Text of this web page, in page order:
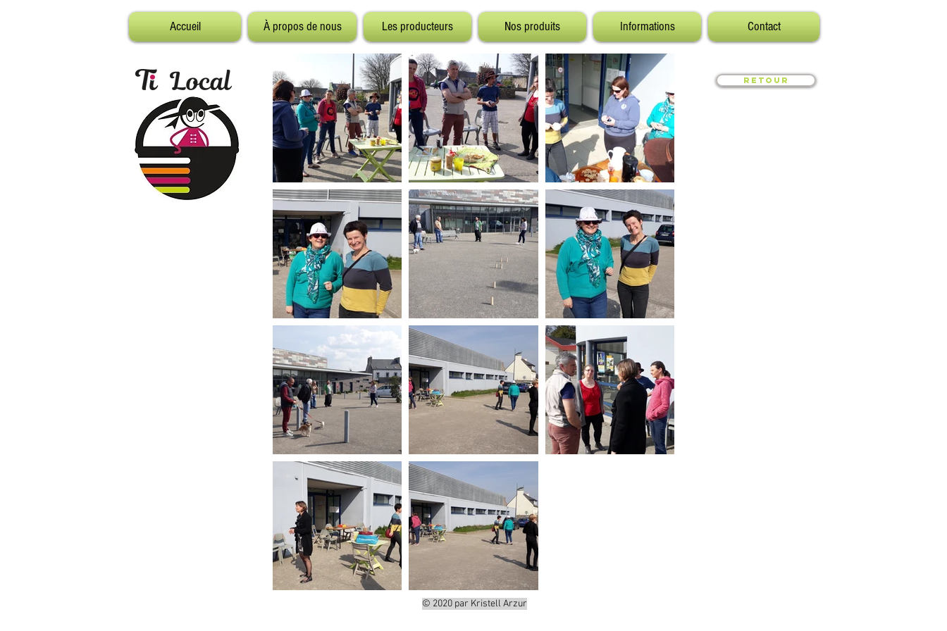
Accueil À propos de nous Les producteurs Nos produits Informations Contact
Retour
© 2020 par Kristell Arzur